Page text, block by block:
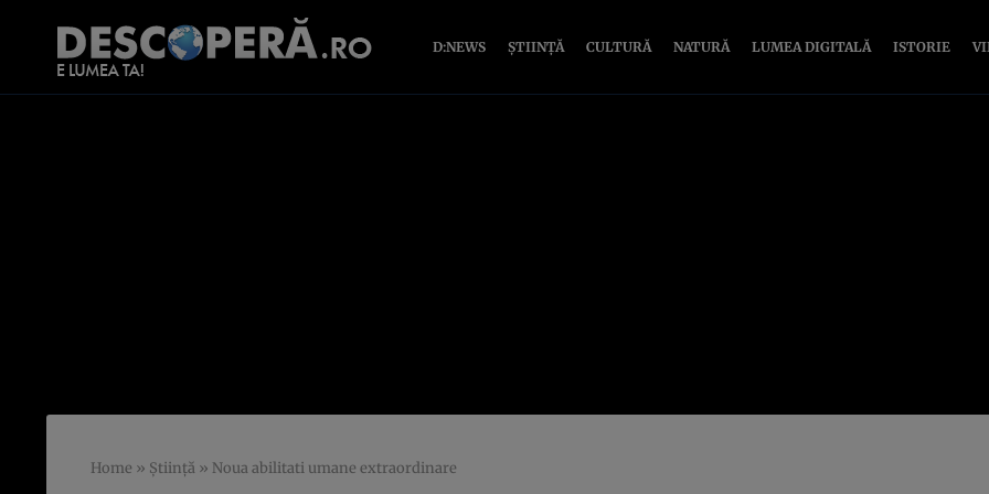
D:NEWS ȘTIINȚĂ CULTURĂ NATURĂ LUMEA DIGITALĂ ISTORIE
Home » Știință » Noua abilitati umane extraordinare